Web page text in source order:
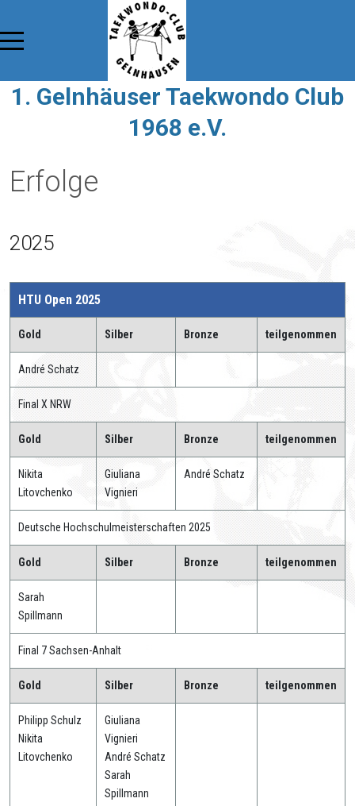
1. Gelnhäuser Taekwondo Club
1968 e.V.
Erfolge
2025
HTU Open 2025
Gold Silber Bronze teilgenommen
André Schatz
Final X NRW
Gold Silber Bronze teilgenommen
Nikita
Litovchenko
Giuliana
Vignieri
André Schatz
Deutsche Hochschulmeisterschaften 2025
Gold Silber Bronze teilgenommen
Sarah
Spillmann
Final 7 Sachsen-Anhalt
Gold Silber Bronze teilgenommen
Philipp Schulz
Nikita
Litovchenko
Giuliana
Vignieri
André Schatz
Sarah
Spillmann